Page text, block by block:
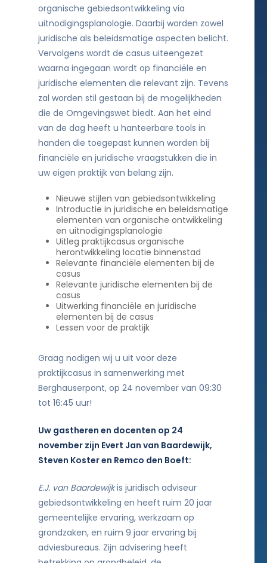
organische gebiedsontwikkeling via
uitnodigingsplanologie. Daarbij worden zowel
juridische als beleidsmatige aspecten belicht.
Vervolgens wordt de casus uiteengezet
waarna ingegaan wordt op financiële en
juridische elementen die relevant zijn. Tevens
zal worden stil gestaan bij de mogelijkheden
die de Omgevingswet biedt. Aan het eind
van de dag heeft u hanteerbare tools in
handen die toegepast kunnen worden bij
financiële en juridische vraagstukken die in
uw eigen praktijk van belang zijn.
Nieuwe stijlen van gebiedsontwikkeling
Introductie in juridische en beleidsmatige
elementen van organische ontwikkeling
en uitnodigingsplanologie
Uitleg praktijkcasus organische
herontwikkeling locatie binnenstad
Relevante financiële elementen bij de
casus
Relevante juridische elementen bij de
casus
Uitwerking financiële en juridische
elementen bij de casus
Lessen voor de praktijk
Graag nodigen wij u uit voor deze
praktijkcasus in samenwerking met
Berghauserpont, op 24 november van 09:30
tot 16:45 uur!
Uw gastheren en docenten op 24
november zijn Evert Jan van Baardewijk,
Steven Koster en Remco den Boeft:
E.J. van Baardewijkis juridisch adviseur
gebiedsontwikkeling en heeft ruim 20 jaar
gemeentelijke ervaring, werkzaam op
grondzaken, en ruim 9 jaar ervaring bij
adviesbureaus. Zijn advisering heeft